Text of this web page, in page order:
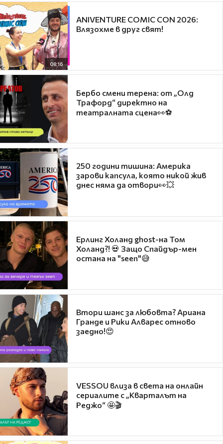
08:16
ANIVENTURE COMIC CON 2026:
Влязохме в друг свят!
Бербо смени терена: от „Олд
Трафорд“ директно на
театралната сцена👀⚽
250 години тишина: Америка
зарови капсула, която никой жив
днес няма да отвори👀💥
Ерлинг Холанд ghost-на Том
Холанд?! 💀 Защо Спайдър-мен
остана на "seen"😅
Втори шанс за любовта? Ариана
Гранде и Рики Алварес отново
заедно!😍
VESSOU влиза в света на онлайн
сериалите с „Кварталът на
Реджо“ 🤩🎬